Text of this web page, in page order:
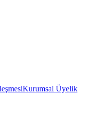
Kurumsal Üyelik